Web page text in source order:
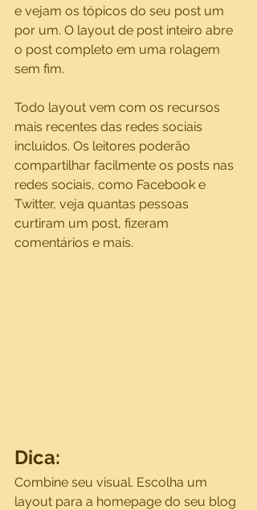
e vejam os tópicos do seu post um
por um. O layout de post inteiro abre
o post completo em uma rolagem
sem fim.
Todo layout vem com os recursos
mais recentes das redes sociais
incluidos. Os leitores poderão
compartilhar facilmente os posts nas
redes sociais, como Facebook e
Twitter, veja quantas pessoas
curtiram um post, fizeram
comentários e mais.
Dica:
Combine seu visual. Escolha um
layout para a homepage do seu blog